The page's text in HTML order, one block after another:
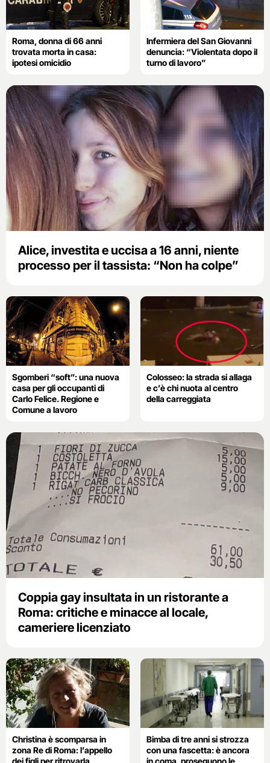
Roma, donna di 66 anni
trovata morta in casa:
ipotesi omicidio
Infermiera del San Giovanni
denuncia: “Violentata dopo il
turno di lavoro”
Alice, investita e uccisa a 16 anni, niente
processo per il tassista: “Non ha colpe”
Sgomberi “soft”: una nuova
casa per gli occupanti di
Carlo Felice. Regione e
Comune a lavoro
Colosseo: la strada si allaga
e c’è chi nuota al centro
della carreggiata
Coppia gay insultata in un ristorante a
Roma: critiche e minacce al locale,
cameriere licenziato
Christina è scomparsa in
zona Re di Roma: l’appello
dei figli per ritrovarla
Bimba di tre anni si strozza
con una fascetta: è ancora
in coma, proseguono le